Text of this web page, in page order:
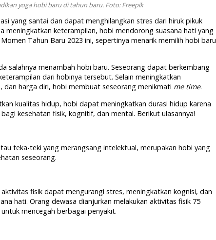
yoga hobi baru di tahun baru. Foto: Freepik
yang santai dan dapat menghilangkan stres dari hiruk pikuk
meningkatkan keterampilan, hobi mendorong suasana hati yang
Tahun Baru 2023 ini, sepertinya menarik memilih hobi baru
salahnya menambah hobi baru. Seseorang dapat berkembang
dari hobinya tersebut. Selain meningkatkan
dan harga diri, hobi membuat seseorang menikmati me time.
kualitas hidup, hobi dapat meningkatkan durasi hidup karena
kesehatan fisik, kognitif, dan mental. Berikut ulasannya!
teka-teki yang merangsang intelektual, merupakan hobi yang
seseorang.
fisik dapat mengurangi stres, meningkatkan kognisi, dan
hati. Orang dewasa dianjurkan melakukan aktivitas fisik 75
mencegah berbagai penyakit.